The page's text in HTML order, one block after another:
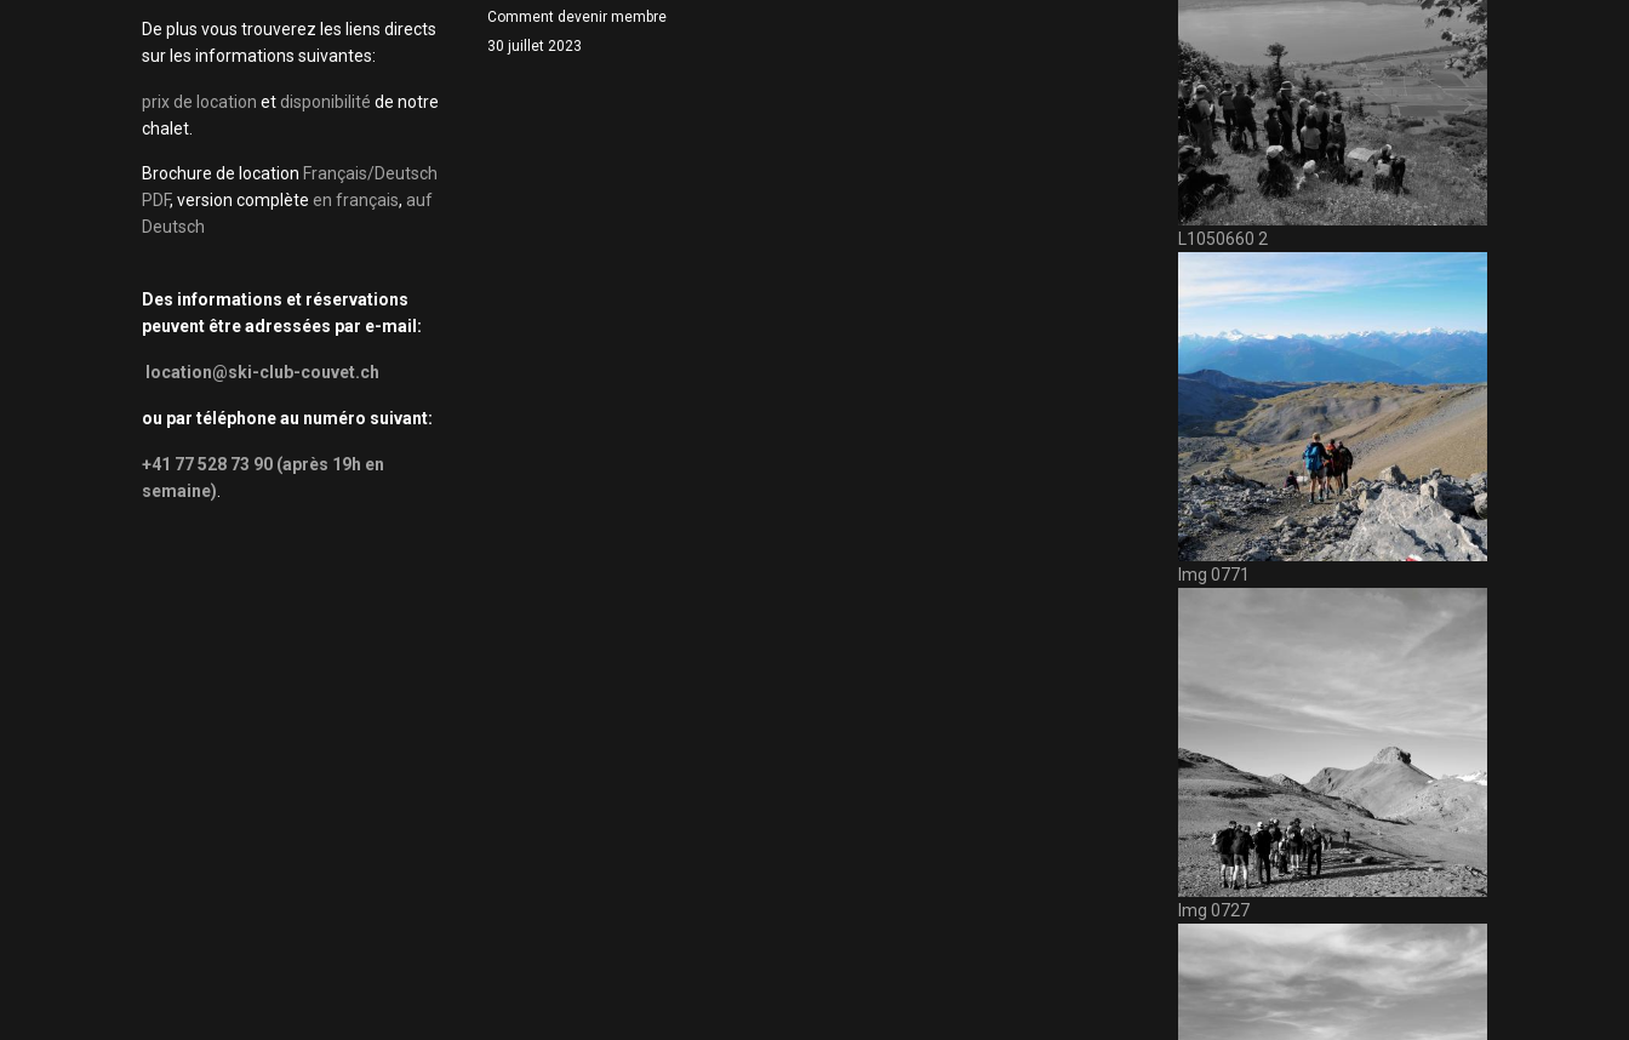
De plus vous trouverez les liens directs
sur les informations suivantes:
prix de location et disponibilité de notre
chalet.
Brochure de location Français/Deutsch
PDF, version complète en français, auf
Deutsch
Des informations et réservations
peuvent être adressées par e-mail:
location@ski-club-couvet.ch
ou par téléphone au numéro suivant:
+41 77 528 73 90 (après 19h en
semaine)
Comment devenir membre
30 juillet 2023
L1050660 2
Img 0771
Img 0727